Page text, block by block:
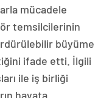
mücadele
temsilcilerinin
büyüme
ifade etti. İlgili
ile iş birliği
hayata